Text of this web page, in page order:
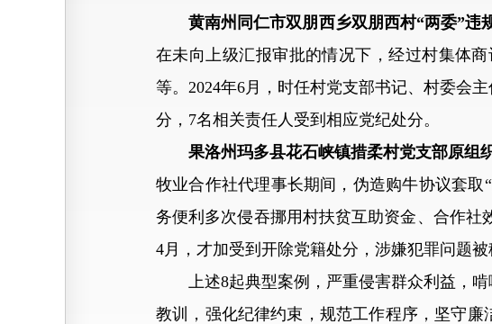
黄南州同仁市双朋西乡双朋西村“两委”违
在未向上级汇报审批的情况下，经过村集体
等。2024年6月，时任村党支部书记、村委会
分，7名相关责任人受到相应党纪处分。
果洛州玛多县花石峡镇措柔村党支部原组
牧业合作社代理事长期间，伪造购牛协议套取
务便利多次侵吞挪用村扶贫互助资金、合作社
4月，才加受到开除党籍处分，涉嫌犯罪问题
上述8起典型案例，严重侵害群众利益，啃
教训，强化纪律约束，规范工作程序，坚守